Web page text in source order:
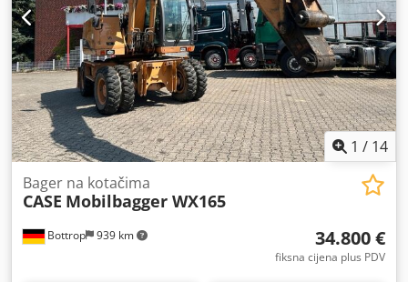
1 / 14
Bottrop 939 km
Bager na kotačima
CASE Mobilbagger WX165
34.800 €
fiksna cijena plus PDV